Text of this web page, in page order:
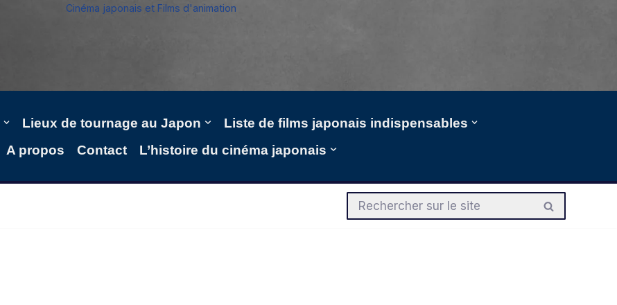
Cinéma japonais et Films d'animation
Lieux de tournage au Japon
Liste de films japonais indispensables
A propos Contact L’histoire du cinéma japonais